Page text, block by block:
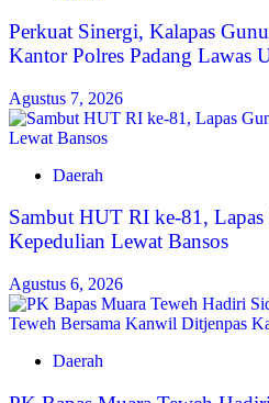
Perkuat Sinergi, Kalapas
Kantor Polres Padang Lawas
Agustus 7, 2026
Daerah
Sambut HUT RI ke-81, Lapas
Kepedulian Lewat Bansos
Agustus 6, 2026
Daerah